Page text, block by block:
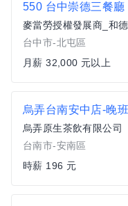
550 台中崇德三餐
麥當勞授權發展商_和
台中市-北屯區
月薪 32,000 元以上
烏弄台南安中店-晚
烏弄原生茶飲有限公司
台南市-安南區
時薪 196 元